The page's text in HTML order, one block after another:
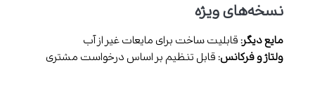
نسخه‌های ویژه
مایع دیگر:قابلیت ساخت برای مایعات غیر از آب
ولتاژ و فرکانس:قابل تنظیم بر اساس درخواست مشتری